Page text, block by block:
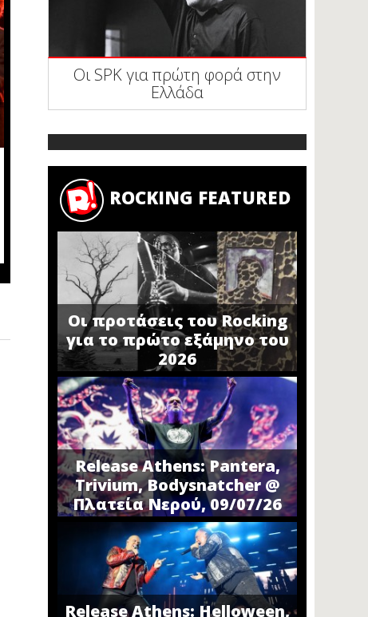
Οι SPK για πρώτη φορά στην
Ελλάδα
ROCKING FEATURED
Οι προτάσεις του Rocking
για το πρώτο εξάμηνο του
2026
Release Athens: Pantera,
Trivium, Bodysnatcher @
Πλατεία Νερού, 09/07/26
Release Athens: Helloween,